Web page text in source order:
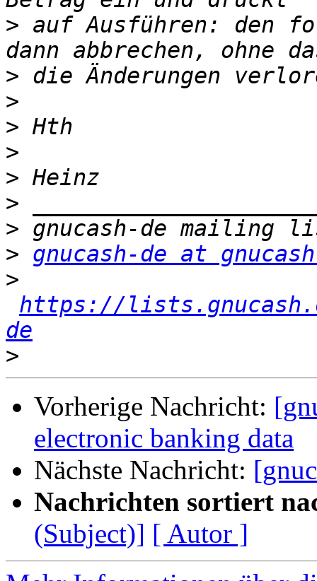
> auf Ausführen: den
>
>
>
>
>
>
>
> gnucash-de at
>
https://
de
>
Vorherige Nachricht:
electronic banking data
Nächste Nachricht:
Nachrichten sortiert
(Subject)] [ Autor ]